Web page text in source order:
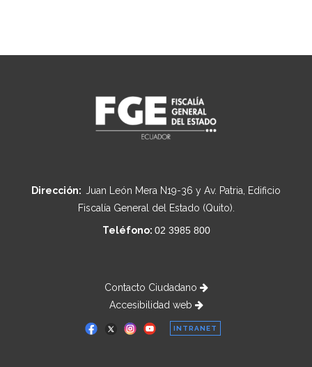
Dirección: Juan León Mera N19-36 y Av. Patria, Edificio
Fiscalía General del Estado (Quito).
Teléfono: 02 3985 800
Contacto Ciudadano
Accesibilidad web
INTRANET